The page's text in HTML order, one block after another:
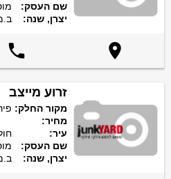
שם העסק:
יצרן, שנה:


זרוע מייצב
מקור החלק:
מחיר:
עיר:
שם העסק:
יצרן, שנה: